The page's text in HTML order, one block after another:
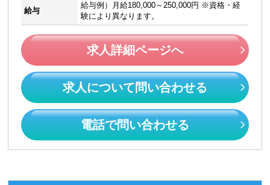
給与
給与例）月給180,000～250,000円 ※資格・経
験により異なります。
求人詳細ページへ
求人について問い合わせる
電話で問い合わせる